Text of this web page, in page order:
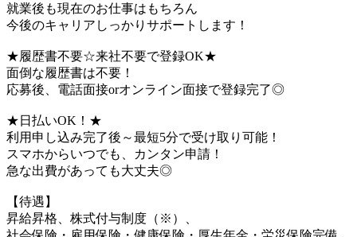
就業後も現在のお仕事はもちろん
今後のキャリアしっかりサポートします！
★履歴書不要☆来社不要で登録OK★
面倒な履歴書は不要！
応募後、電話面接orオンライン面接で登録完了◎
★日払いOK！★
利用申し込み完了後～最短5分で受け取り可能！
スマホからいつでも、カンタン申請！
急な出費があっても大丈夫◎
【待遇】
昇給昇格、株式付与制度（※）、